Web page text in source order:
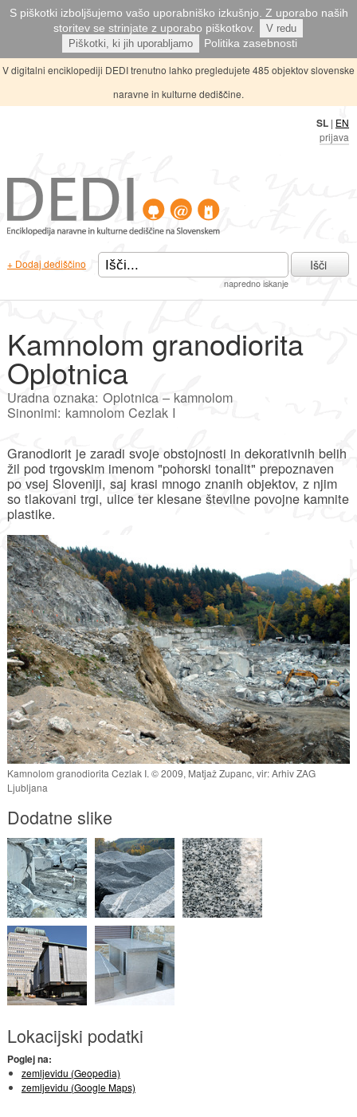
S piškotki izboljšujemo vašo uporabniško izkušnjo. Z uporabo naših
storitev se strinjate z uporabo piškotkov.
V redu
Piškotki, ki jih uporabljamo
Politika zasebnosti
V digitalni enciklopediji DEDI trenutno lahko pregledujete 485 objektov slovenske
naravne in kulturne dediščine.
SL | EN
prijava
+ Dodaj dediščino
napredno iskanje
Išči
Kamnolom granodiorita
Oplotnica
Uradna oznaka: Oplotnica – kamnolom
Sinonimi: kamnolom Cezlak I
Granodiorit je zaradi svoje obstojnosti in dekorativnih belih
žil pod trgovskim imenom "pohorski tonalit" prepoznaven
po vsej Sloveniji, saj krasi mnogo znanih objektov, z njim
so tlakovani trgi, ulice ter klesane številne povojne kamnite
plastike.
Kamnolom granodiorita Cezlak I. © 2009, Matjaž Zupanc, vir: Arhiv ZAG
Ljubljana
Dodatne slike
Lokacijski podatki
Poglej na:
zemljevidu (Geopedia)
zemljevidu (Google Maps)